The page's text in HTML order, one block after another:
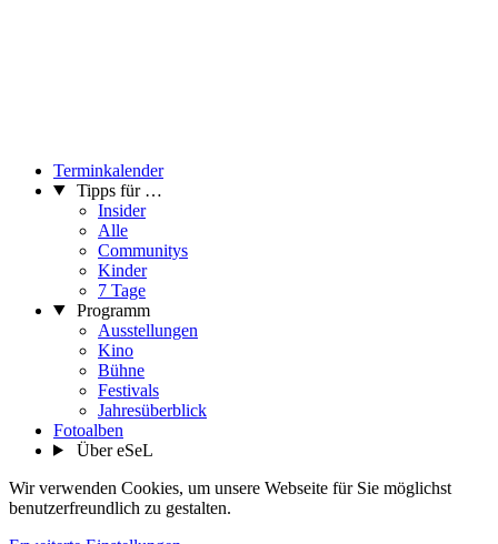
Terminkalender
Tipps für …
Insider
Alle
Communitys
Kinder
7 Tage
Programm
Ausstellungen
Kino
Bühne
Festivals
Jahresüberblick
Fotoalben
Über eSeL
Wir verwenden Cookies, um unsere Webseite für Sie möglichst
benutzerfreundlich zu gestalten.